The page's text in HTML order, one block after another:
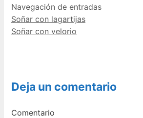
Navegación de entradas
Soñar con lagartijas
Soñar con velorio
Deja un comentario
Comentario